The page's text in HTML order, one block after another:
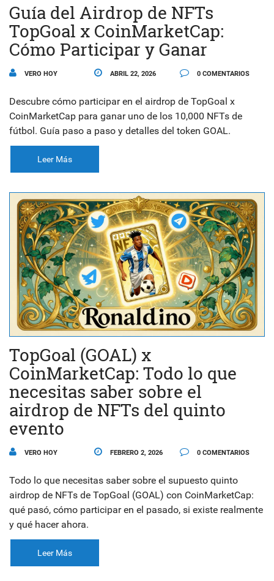
Guía del Airdrop de NFTs
TopGoal x CoinMarketCap:
Cómo Participar y Ganar
VERO HOY ABRIL 22, 2026 0 COMENTARIOS
Descubre cómo participar en el airdrop de TopGoal x
CoinMarketCap para ganar uno de los 10,000 NFTs de
fútbol. Guía paso a paso y detalles del token GOAL.
Leer Más
TopGoal (GOAL) x
CoinMarketCap: Todo lo que
necesitas saber sobre el
airdrop de NFTs del quinto
evento
VERO HOY FEBRERO 2, 2026 0 COMENTARIOS
Todo lo que necesitas saber sobre el supuesto quinto
airdrop de NFTs de TopGoal (GOAL) con CoinMarketCap:
qué pasó, cómo participar en el pasado, si existe realmente
y qué hacer ahora.
Leer Más